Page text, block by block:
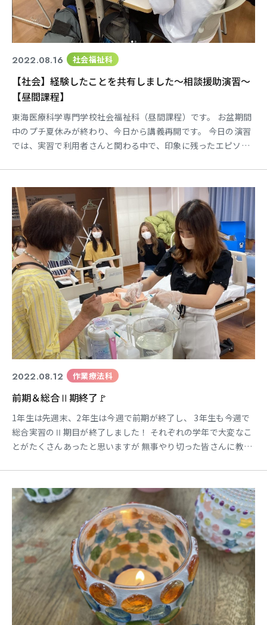
2022.08.16 社会福祉科
【社会】経験したことを共有しました～相談援助演習～
【昼間課程】
東海医療科学専門学校社会福祉科（昼間課程）です。 お盆期間
中のプチ夏休みが終わり、今日から講義再開です。 今日の演習
では、実習で利用者さんと関わる中で、印象に残ったエピソー
で、驚いたことや楽しかったこと、嬉しかったことなど様なこ
とを感じ取られたようです。 講義終盤では、皆さんそれぞれが
感じとったことを共有し、新しい気づきも得られたようです。
2022.08.12 作業療法科
前期＆総合Ⅱ期終了🚩
1年生は先週末、2年生は今週で前期が終了し、 3年生も今週で
総合実習のⅡ期目が終了しました！ それぞれの学年で大変なこ
とがたくさんあったと思いますが 無事やり切った皆さんに教員
＊ ＊ 2年生の前期はというと・・・ 1年次の基礎医学の科目
も 初めて耳にする言葉ばかりで大変な1年でしたが、 2年生に
なって臨床医学系の科目や 評価・分析・治療にま
東海医療科学
専門学校
東海医療科学
専門学校
東海医療科学
専門学校
東海医療科学
専門学校